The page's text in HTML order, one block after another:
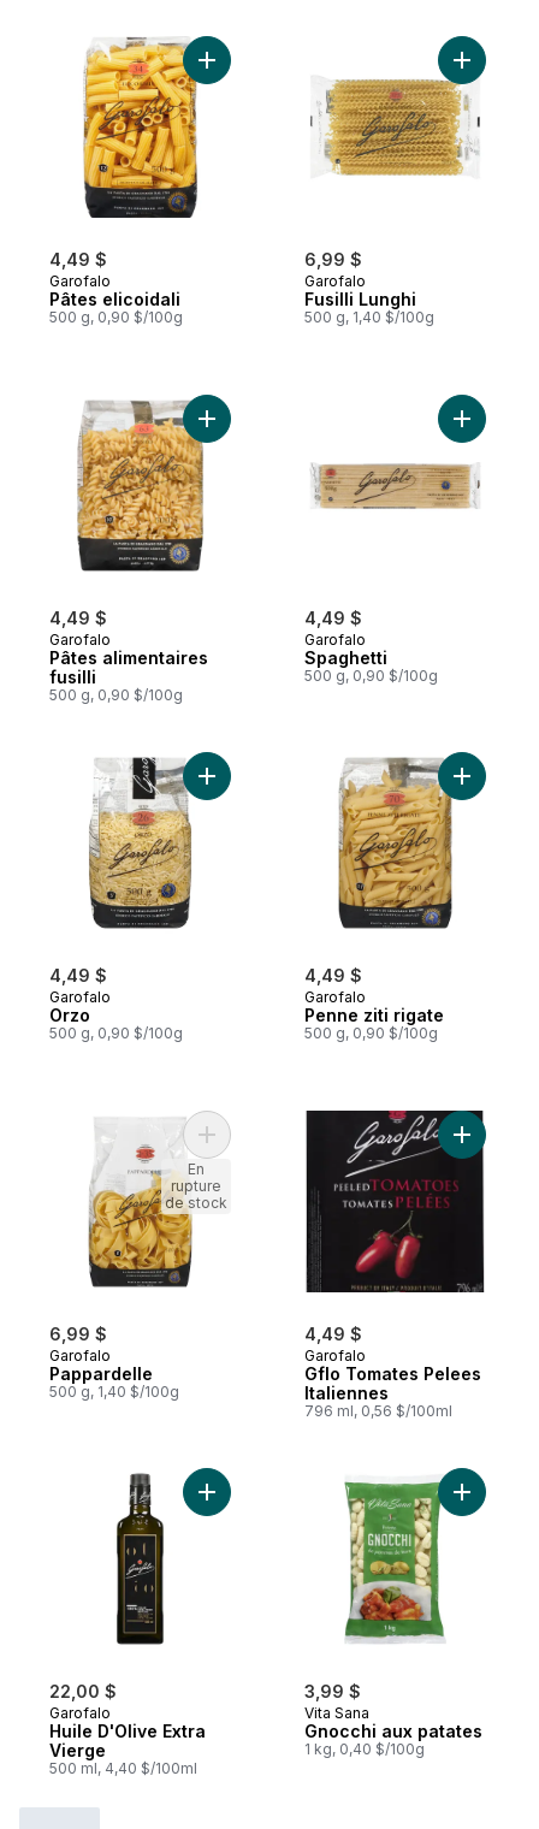
4,49 $
Garofalo
Pâtes elicoidali
500 g, 0,90 $/100g
Ajouter Pâtes elicoidali au panier
6,99 $
Garofalo
Fusilli Lunghi
500 g, 1,40 $/100g
Ajouter
4,49 $
Garofalo
Pâtes alimentaires
fusilli
500 g, 0,90 $/100g
Ajouter Pâtes alimentaires fusilli au panier
4,49 $
Garofalo
Spaghetti
500 g, 0,90 $/100g
Ajouter
4,49 $
Garofalo
Orzo
500 g, 0,90 $/100g
Ajouter Orzo au panier
4,49 $
Garofalo
Penne ziti rigate
500 g, 0,90 $/100g
Ajouter
6,99 $
Garofalo
Pappardelle
500 g, 1,40 $/100g
Ajouter Pappardelle au panier
En
rupture
de stock
4,49 $
Garofalo
Gflo Tomates Pelees
Italiennes
796 ml, 0,56 $/100ml
Ajouter
22,00 $
Garofalo
Huile D'Olive Extra
Vierge
500 ml, 4,40 $/100ml
Ajouter Huile D'Olive Extra Vierge au
3,99 $
Vita Sana
Gnocchi aux patates
1 kg, 0,40 $/100g
Ajouter